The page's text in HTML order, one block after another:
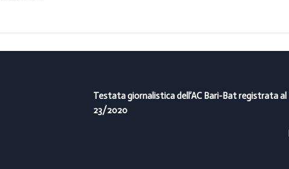
Testata giornalistica dell’AC Bari-Bat registrata al
23/2020